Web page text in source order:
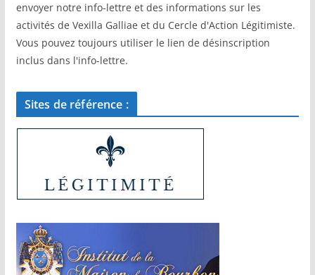
envoyer notre info-lettre et des informations sur les
activités de Vexilla Galliae et du Cercle d'Action Légitimiste.
Vous pouvez toujours utiliser le lien de désinscription
inclus dans l'info-lettre.
Sites de référence :